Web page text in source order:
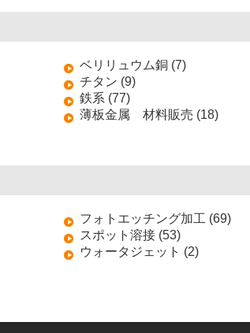
ベリリュウム銅 (7)
チタン (9)
鉄系 (77)
薄板金属 材料販売 (18)
フォトエッチング加工 (69)
スポット溶接 (53)
ウォータジェット (2)